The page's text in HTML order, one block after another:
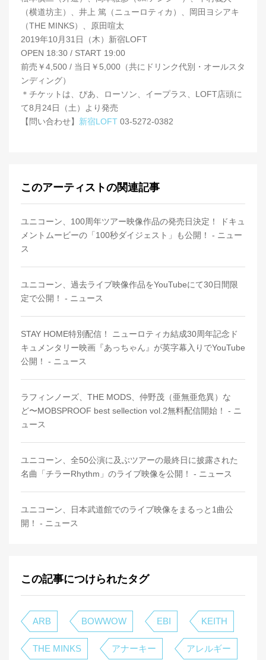
（横道坊主）、井上 篤（ニューロティカ）、岡田ヨシアキ
（THE MINKS）、原田喧太
2019年10月31日（木）新宿LOFT
OPEN 18:30 / START 19:00
前売￥4,500 / 当日￥5,000（共にドリンク代別・オールスタ
ンディング）
＊チケットは、ぴあ、ローソン、イープラス、LOFT店頭に
て8月24日（土）より発売
【問い合わせ】 新宿LOFT 03-5272-0382
このアーティストの関連記事
ユニコーン、100周年ツアー映像作品の発売日決定！ ドキュ
メントムービーの「100秒ダイジェスト」も公開！ - ニュー
ス
ユニコーン、過去ライブ映像作品をYouTubeにて30日間限
定で公開！ - ニュース
STAY HOME特別配信！ ニューロティカ結成30周年記念ド
キュメンタリー映画『あっちゃん』が英字幕入りでYouTube
公開！ - ニュース
ラフィンノーズ、THE MODS、仲野茂（亜無亜危異）な
ど〜MOBSPROOF best sellection vol.2無料配信開始！ - ニ
ュース
ユニコーン、全50公演に及ぶツアーの最終日に披露された
名曲「チラーRhythm」のライブ映像を公開！ - ニュース
ユニコーン、日本武道館でのライブ映像をまるっと1曲公
開！ - ニュース
この記事につけられたタグ
ARB BOWWOW EBI KEITH
THE MINKS アナーキー アレルギー